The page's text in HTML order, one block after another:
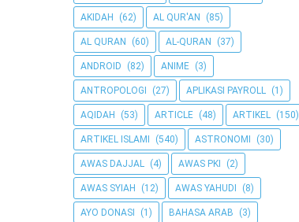
AKIDAH (62) AL QUR'AN (85)
AL QURAN (60) AL-QURAN (37)
ANDROID (82) ANIME (3)
ANTROPOLOGI (27) APLIKASI PAYROLL (1)
AQIDAH (53) ARTICLE (48) ARTIKEL (150)
ARTIKEL ISLAMI (540) ASTRONOMI (30)
AWAS DAJJAL (4) AWAS PKI (2)
AWAS SYIAH (12) AWAS YAHUDI (8)
AYO DONASI (1) BAHASA ARAB (3)